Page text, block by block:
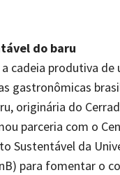
do baru
cadeia produtiva de
gastronômicas
originária do
parceria com o
Sustentável da
para fomentar o